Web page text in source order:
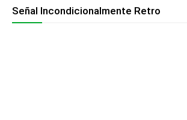
Señal Incondicionalmente Retro